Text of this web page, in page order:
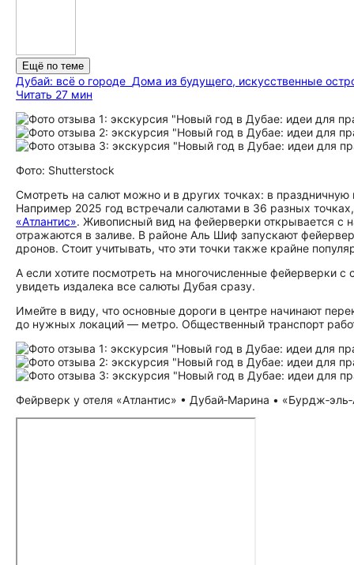
Ещё по теме
Дубай: всё о городе Дома из будущего, искусственные
Читать 27 мин
Фото: Shutterstock
Смотреть на салют можно и в других точках: в
Например 2025 год встречали салютами в 36 разных
«Атлантис». Живописный вид на фейерверки открывается
отражаются в заливе. В районе Аль Шиф запускают
дронов. Стоит учитывать, что эти точки также крайне
А если хотите посмотреть на многочисленные фейерверки
увидеть издалека все салюты Дубая сразу.
Имейте в виду, что основные дороги в центре начинают
до нужных локаций — метро. Общественный транспорт
Фейрверк у отеля «Атлантис» • Дубай‑Марина •